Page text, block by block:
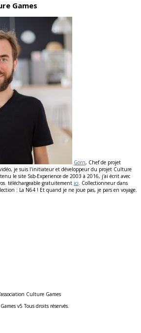
Games
Gorn, Chef de projet
je suis l'initiateur et développeur du projet Culture
le site Ssb-Experience de 2003 à 2016, j'ai écrit avec
téléchargeable gratuitement ici . Collectionneur dans
: La N64 ! Et quand je ne joue pas, je pars en voyage.
Culture Games
v5 Tous droits réservés.